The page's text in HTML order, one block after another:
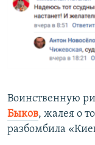
Воинственную
Быков, жалея о
разбомбила